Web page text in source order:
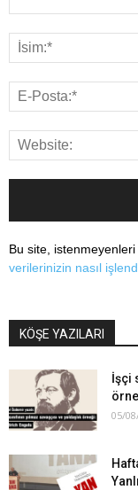
Bu site, istenmeyenleri
verilerinizin nasıl
KÖŞE YAZILARI
İşçi
05/